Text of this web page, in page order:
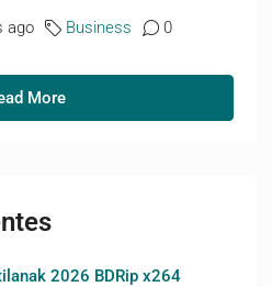
ago Business 0
More
2026 BDRip x264